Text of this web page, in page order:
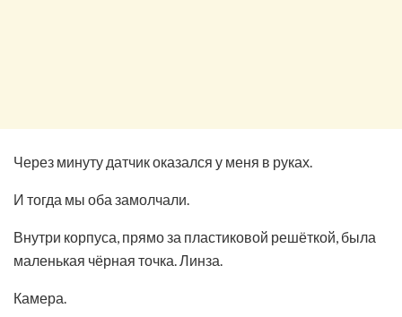
Через минуту датчик оказался у меня в руках.
И тогда мы оба замолчали.
Внутри корпуса, прямо за пластиковой решёткой, была
маленькая чёрная точка. Линза.
Камера.